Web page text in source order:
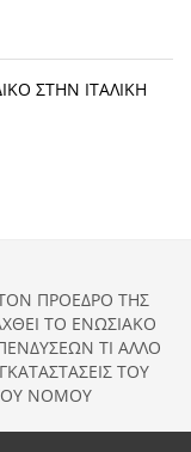
ΣΤΗΝ ΙΤΑΛΙΚΗ
ΠΡΟΕΔΡΟ ΤΗΣ
ΤΟ ΕΝΩΣΙΑΚΟ
ΤΙ ΑΛΛΟ
ΤΟΥ
ΝΟΜΟΥ